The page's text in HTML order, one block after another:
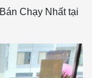
Chạy Nhất tại